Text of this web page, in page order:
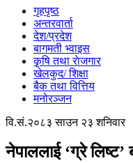
गृहपृष्ठ
अन्तरवार्ता
देश/प्रदेश
बागमती भ्वाइस
कृृषि तथा राेजगार
खेलकुद/ शिक्षा
बैक तथा वित्तिय
मनोरञ्जन
वि.सं.२०८३ साउन २३ शनिवार
नेपाललाई ‘ग्रे